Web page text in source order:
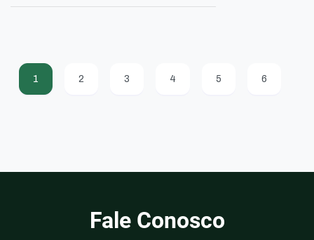
1 2 3 4 5 6
Fale Conosco